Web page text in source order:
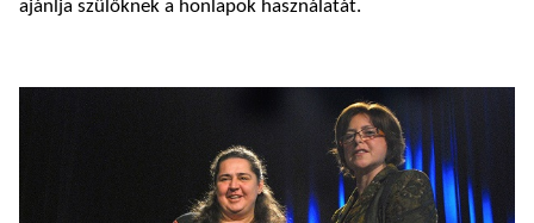
ajánlja szülőknek a honlapok használatát.